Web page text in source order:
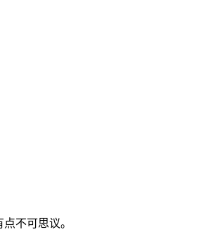
不可思议。